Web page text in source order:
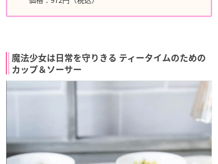
魔法少女は日常を守りきる ティータイムのための
カップ＆ソーサー